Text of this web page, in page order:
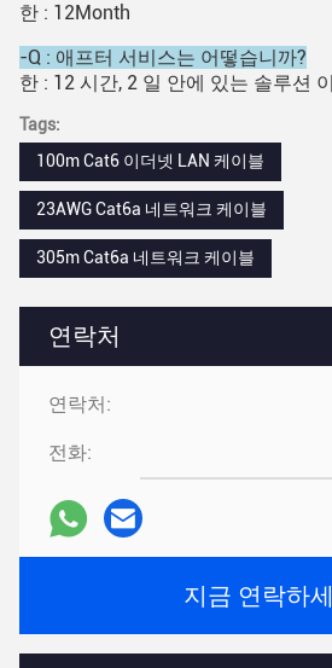
연락처
연락처:
전화:
지금 연락하
한 : 12Month
-Q : 애프터 서비스는 어떻습니까?
한 : 12 시간, 2 일 안에 있는 솔루션
Tags:
100m Cat6 이더넷 LAN 케이블
23AWG Cat6a 네트워크 케이블
305m Cat6a 네트워크 케이블